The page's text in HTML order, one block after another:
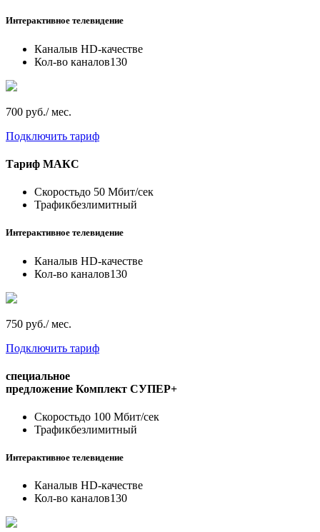
Интерактивное телевидение
Каналыв HD-качестве
Кол-во каналов130
700 руб./ мес.
Подключить тариф
Тариф МАКС
Скоростьдо 50 Мбит/сек
Трафикбезлимитный
Интерактивное телевидение
Каналыв HD-качестве
Кол-во каналов130
750 руб./ мес.
Подключить тариф
специальное
предложение Комплект СУПЕР+
Скоростьдо 100 Мбит/сек
Трафикбезлимитный
Интерактивное телевидение
Каналыв HD-качестве
Кол-во каналов130